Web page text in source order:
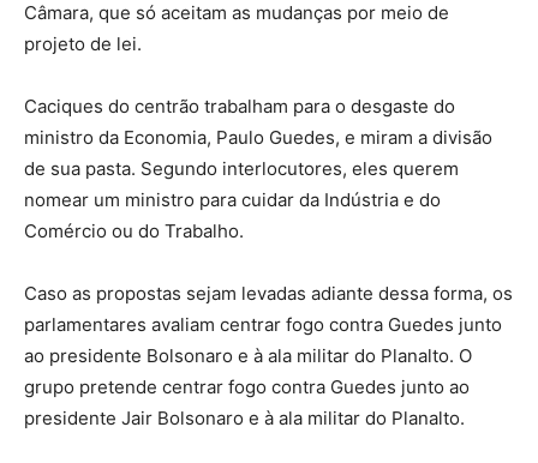
Câmara, que só aceitam as mudanças por meio de
projeto de lei.
Caciques do centrão trabalham para o desgaste do
ministro da Economia, Paulo Guedes, e miram a divisão
de sua pasta. Segundo interlocutores, eles querem
nomear um ministro para cuidar da Indústria e do
Comércio ou do Trabalho.
Caso as propostas sejam levadas adiante dessa forma, os
parlamentares avaliam centrar fogo contra Guedes junto
ao presidente Bolsonaro e à ala militar do Planalto. O
grupo pretende centrar fogo contra Guedes junto ao
presidente Jair Bolsonaro e à ala militar do Planalto.